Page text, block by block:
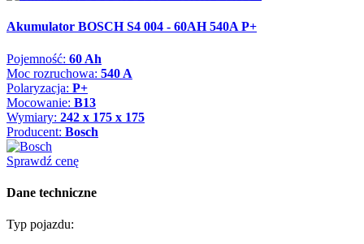
Akumulator BOSCH S4 004 - 60AH 540A P+
Pojemność: 60 Ah
Moc rozruchowa: 540 A
Polaryzacja: P+
Mocowanie: B13
Wymiary: 242 x 175 x 175
Producent: Bosch
Sprawdź cenę
Dane techniczne
Typ pojazdu: